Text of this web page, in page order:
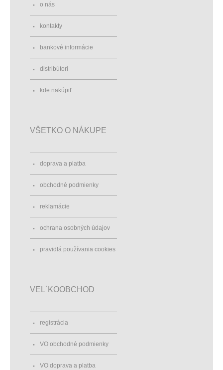
o nás
kontakty
bankové informácie
distribútori
kde nakúpiť
VŠETKO O NÁKUPE
doprava a platba
obchodné podmienky
reklamácie
ochrana osobných údajov
pravidlá používania cookies
VEL´KOOBCHOD
registrácia
VO obchodné podmienky
VO doprava a platba